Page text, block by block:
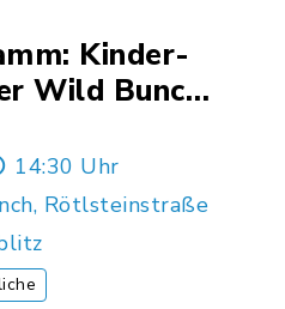
Kinder-
Wild Bunch
14:30 Uhr
Rötlsteinstraße